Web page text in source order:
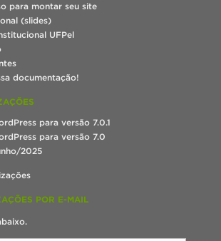
para montar seu site
(slides)
UFPel
documentação!
para versão 7.0.1
para versão 7.0
2025
POR E-MAIL